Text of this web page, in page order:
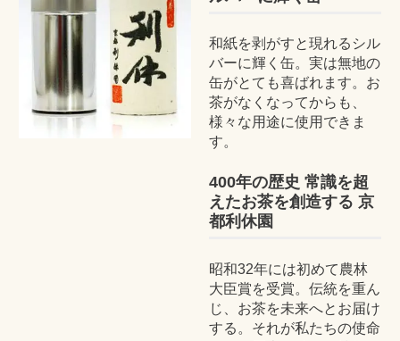
和紙を剥がすと現れるシル
バーに輝く缶。実は無地の
缶がとても喜ばれます。お
茶がなくなってからも、
様々な用途に使用できま
す。
400年の歴史 常識を超
えたお茶を創造する 京
都利休園
昭和32年には初めて農林
大臣賞を受賞。伝統を重ん
じ、お茶を未来へとお届け
する。それが私たちの使命